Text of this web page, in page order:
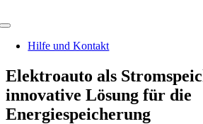
Toggle
NavigationHilfe und Kontakt
Elektroauto als
innovative Lösung für die
Energiespeicherung